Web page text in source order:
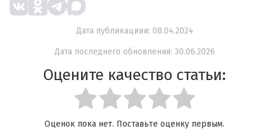
Дата публикациии: 08.04.2024
Дата последнего обновления: 30.06.2026
Оцените качество статьи:
Оценок пока нет. Поставьте оценку первым.